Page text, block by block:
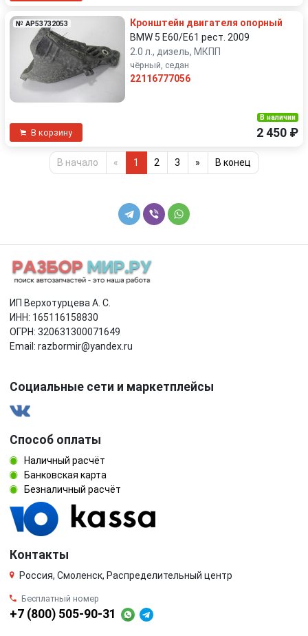
№ AP53732053
Кронштейн двигателя опорный
BMW 5 E60/E61 рест. 2009
2.0 л., дизель, МКПП
чёрный, седан
22116777056
В корзину
В наличии
2 450 ₽
В начало « 1 2 3 » В конец
ИП Верхотурцева А. С.
ИНН: 165116158830
ОГРН: 320631300071649
Email: razbormir@yandex.ru
Социальные сети и маркетплейсы
Способ оплаты
Наличный расчёт
Банковская карта
Безналичный расчёт
Контакты
Россия, Смоленск, Распределительный центр
Бесплатный номер
+7 (800) 505-90-31